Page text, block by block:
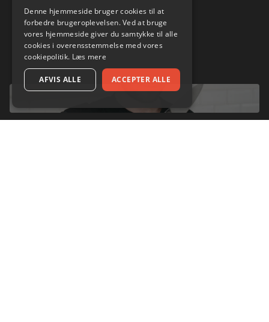
Denne hjemmeside bruger cookies til at
forbedre brugeroplevelsen. Ved at bruge
vores hjemmeside giver du samtykke til alle
cookies i overensstemmelse med vores
cookiepolitik. Læs mere
ACCEPTER ALLE
AFVIS ALLE